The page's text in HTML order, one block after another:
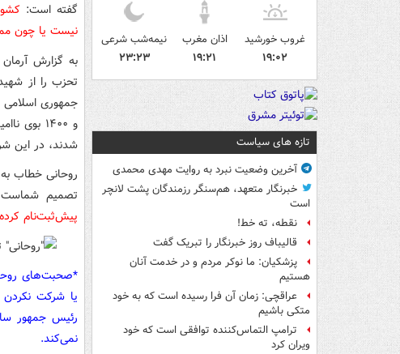
غروب خورشید
۱۹:۰۲
اذان مغرب
۱۹:۲۱
نیمه‌شب شرعی
۲۳:۲۳
تازه های سیاست
آخرین وضعیت نبرد به روایت مهدی محمدی
خبرنگار متعهد، هم‌سنگر رزمندگان پشت لانچر
است
نقطه، ته خط!
قالیباف روز خبرنگار را تبریک گفت
پزشکیان: ما نوکر مردم و در خدمت آنان
هستیم
عراقچی: زمان آن فرا رسیده است که به خود
متکی باشیم
ترامپ التماس‌کننده توافقی است که خود
ویران کرد
گفته است:
نیست یا چون
به گزارش
تحزب را از
و ۱۴۰۰
شدند، در این
روحانی خطاب به
تصمیم شماست
پیش‌ثبت‌نام
*صحبت‌های
یا شرکت
رئیس جمهور
نمی‌کند.